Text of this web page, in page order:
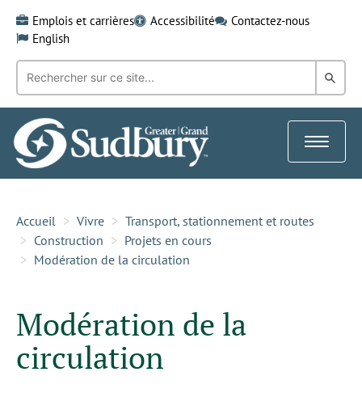
content
Emplois et carrières Accessibilité
Contactez-nous
English
Recherche
mot-
clé:
dans
Toggle
Accueil Vivre
Transport, stationnement et routes
Construction
Projets en cours
Modération de la circulation
Modération de la
circulation